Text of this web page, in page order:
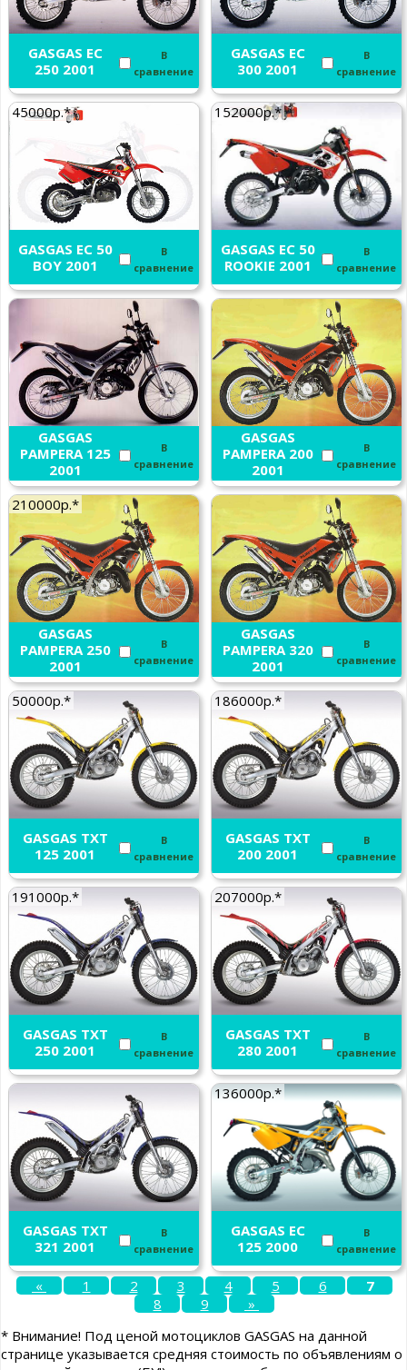
GASGAS EC
250 2001
В
сравнение
GASGAS EC
300 2001
В
сравнение
45000р.*
GASGAS EC 50
BOY 2001
В
сравнение
152000р.*
GASGAS EC 50
ROOKIE 2001
В
сравнение
GASGAS
PAMPERA 125
2001
В
сравнение
GASGAS
PAMPERA 200
2001
В
сравнение
210000р.*
GASGAS
PAMPERA 250
2001
В
сравнение
GASGAS
PAMPERA 320
2001
В
сравнение
50000р.*
GASGAS TXT
125 2001
В
сравнение
186000р.*
GASGAS TXT
200 2001
В
сравнение
191000р.*
GASGAS TXT
250 2001
В
сравнение
207000р.*
GASGAS TXT
280 2001
В
сравнение
GASGAS TXT
321 2001
В
сравнение
136000р.*
GASGAS EC
125 2000
В
сравнение
« 1 2 3 4 5 6
7
8
9
»
* Внимание! Под ценой мотоциклов GASGAS на данной
странице указывается средняя стоимость по объявлениям о